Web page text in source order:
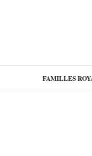
FAMILLES